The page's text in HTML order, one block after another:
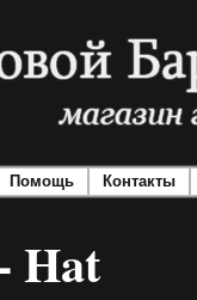
Помощь Контакты
Hat